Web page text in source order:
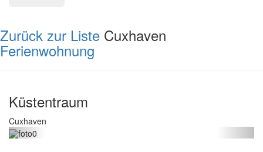
Zurück zur Liste Cuxhaven
Ferienwohnung
Küstentraum
Cuxhaven